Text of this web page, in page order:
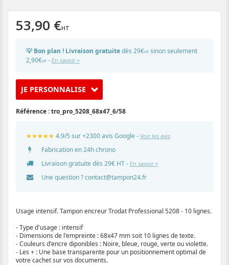
53,90 €
💡 Bon plan ! Livraison gratuitedès 29€HT sinon seulement
2,90€HT - En savoir +
JE PERSONNALISE
Référence :tro_pro_5208_68x47_6/58
★★★★★ 4.9/5 sur +2300 avis Google - Voir les avis
Fabrication en 24h chrono
Livraison gratuite dès 29€ HT - En savoir +
Une question ?contact@tampon24.fr
Usage intensif. Tampon encreur Trodat Professional 5208 - 10 lignes.
- Type d'usage : intensif
- Dimensions de l'empreinte : 68x47 mm soit 10 lignes de texte.
- Couleurs d'encre diponibles : Noire, bleue, rouge, verte ou violette.
- Les + : Une base transparente pour un positionnement optimal de
votre cachet sur vos documents.